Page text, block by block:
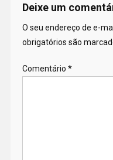
Deixe um
O seu endereço de e-
obrigatórios são
Comentário *